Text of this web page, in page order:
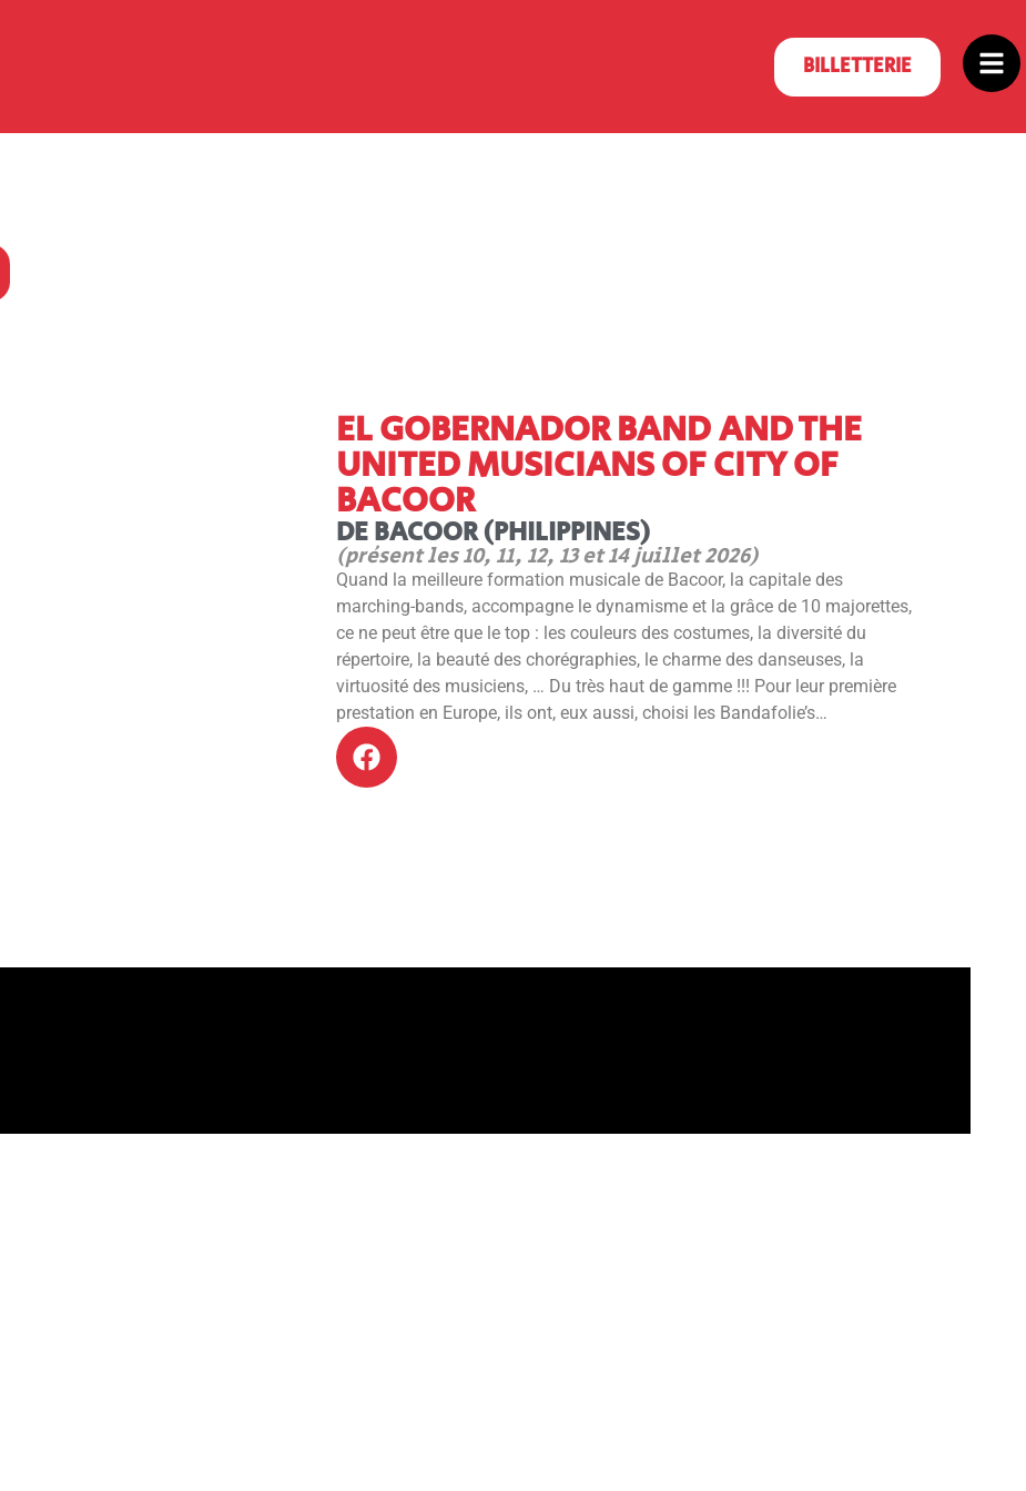
BILLETTERIE
EL GOBERNADOR BAND AND THE
UNITED MUSICIANS OF CITY OF
BACOOR
DE BACOOR (PHILIPPINES)
(présent les 10, 11, 12, 13 et 14 juillet 2026)
Quand la meilleure formation musicale de Bacoor, la capitale des
marching-bands, accompagne le dynamisme et la grâce de 10 majorettes,
ce ne peut être que le top : les couleurs des costumes, la diversité du
répertoire, la beauté des chorégraphies, le charme des danseuses, la
virtuosité des musiciens, … Du très haut de gamme !!! Pour leur première
prestation en Europe, ils ont, eux aussi, choisi les Bandafolie’s…